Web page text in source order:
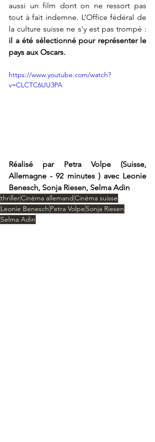
aussi un film dont on ne ressort pas
tout à fait indemne. L’Office fédéral de
il a été sélectionné pour représenter le
pays aux Oscars.
https://www.youtube.com/watch?
v=CLCTC6UU3PA
Réalisé par Petra Volpe (Suisse,
Allemagne - 92 minutes ) avec Leonie
Benesch, Sonja Riesen, Selma Adin
thrillerCinéma allemand Cinéma suisse
Leonie Benesch Petra Volpe Sonja Riesen
Selma Adin